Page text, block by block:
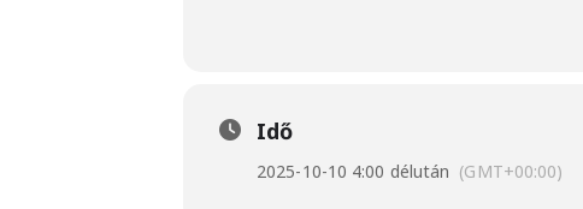
Idő
2025-10-10 4:00 délután (GMT+00:00)